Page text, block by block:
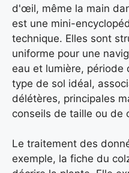
d'œil, même la main
est une mini-
technique. Elles sont
uniforme pour une
eau et lumière, période
type de sol idéal,
délétères, principales
conseils de taille ou de
Le traitement des
exemple, la fiche du